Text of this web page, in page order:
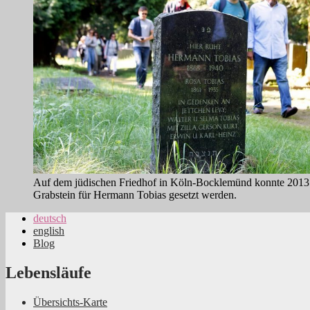
Auf dem jüdischen Friedhof in Köln-Bocklemünd konnte
Grabstein für Hermann Tobias gesetzt werden.
Jüdische Familiengeschichte aus dem
deutsch
english
Blog
Lebensläufe
Übersichts-Karte